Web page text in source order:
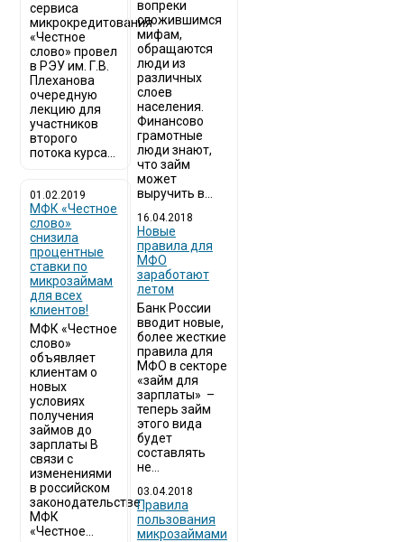
сервиса
микрокредитования
«Честное
слово» провел
в РЭУ им. Г.В.
Плеханова
очередную
лекцию для
участников
второго
потока курса...
01.02.2019
МФК «Честное
слово»
снизила
процентные
ставки по
микрозаймам
для всех
клиентов!
МФК «Честное
слово»
объявляет
клиентам о
новых
условиях
получения
займов до
зарплаты В
связи с
изменениями
в российском
законодательстве
МФК
«Честное...
вопреки
сложившимся
мифам,
обращаются
люди из
различных
слоев
населения.
Финансово
грамотные
люди знают,
что займ
может
выручить в...
16.04.2018
Новые
правила для
МФО
заработают
летом
Банк России
вводит новые,
более жесткие
правила для
МФО в секторе
«займ для
зарплаты» –
теперь займ
этого вида
будет
составлять
не...
03.04.2018
​Правила
пользования
микрозаймами